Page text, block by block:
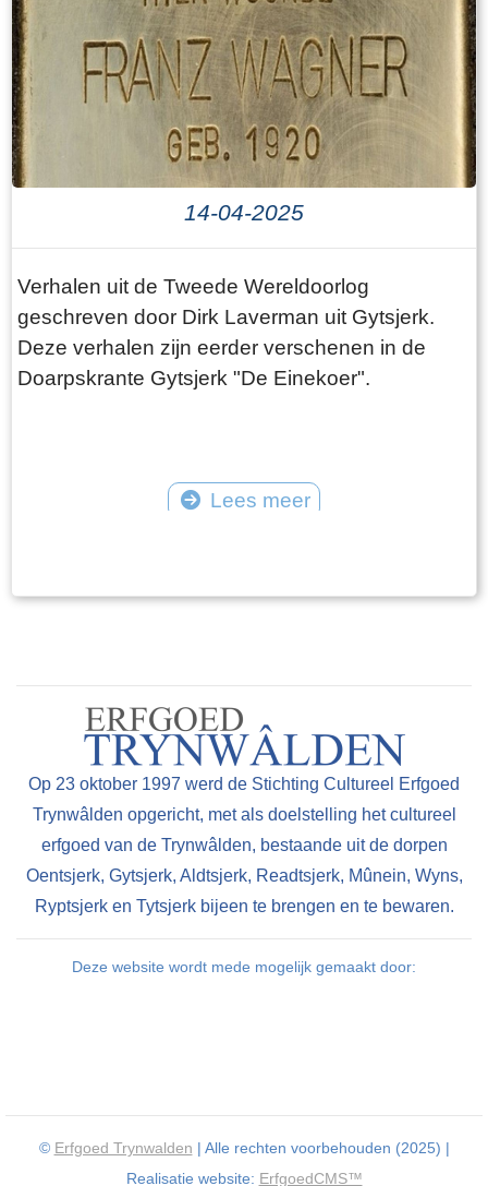
14-04-2025
Verhalen uit de Tweede Wereldoorlog
geschreven door Dirk Laverman uit Gytsjerk.
Deze verhalen zijn eerder verschenen in de
Doarpskrante Gytsjerk "De Einekoer".
Lees meer
Op 23 oktober 1997 werd de Stichting Cultureel Erfgoed
Trynwâlden opgericht, met als doelstelling het cultureel
erfgoed van de Trynwâlden, bestaande uit de dorpen
Oentsjerk, Gytsjerk, Aldtsjerk, Readtsjerk, Mûnein, Wyns,
Ryptsjerk en Tytsjerk bijeen te brengen en te bewaren.
Deze website wordt mede mogelijk gemaakt door:
© Erfgoed Trynwalden | Alle rechten voorbehouden (2025) |
Realisatie website: ErfgoedCMS™